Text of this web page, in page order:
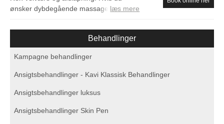
ønsker dybdegående massage så vælg
læs mere
Behandlinger
Kampagne behandlinger
Ansigtsbehandlinger - Kavi Klassisk Behandlinger
Ansigtsbehandlinger luksus
Ansigtsbehandlinger Skin Pen